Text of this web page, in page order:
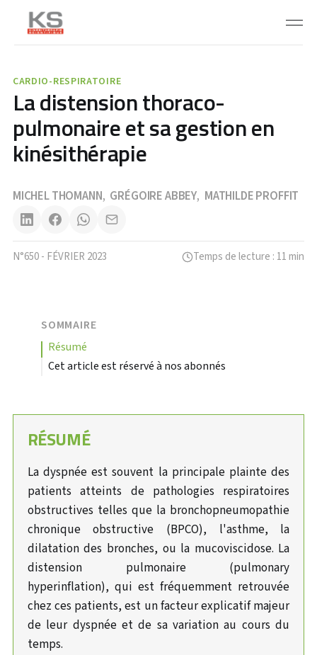
CARDIO-RESPIRATOIRE
La distension thoraco-
pulmonaire et sa gestion en
kinésithérapie
MICHEL THOMANN, GRÉGOIRE ABBEY, MATHILDE PROFFIT
N°650 - FÉVRIER 2023 Temps de lecture : 11 min
SOMMAIRE
résumé
Cet article est réservé à nos abonnés
RÉSUMÉ
La dyspnée est souvent la principale plainte des
patients atteints de pathologies respiratoires
obstructives telles que la bronchopneumopathie
chronique obstructive (BPCO), l'asthme, la
dilatation des bronches, ou la mucoviscidose. La
distension pulmonaire (pulmonary
hyperinflation), qui est fréquemment retrouvée
chez ces patients, est un facteur explicatif majeur
de leur dyspnée et de sa variation au cours du
temps.